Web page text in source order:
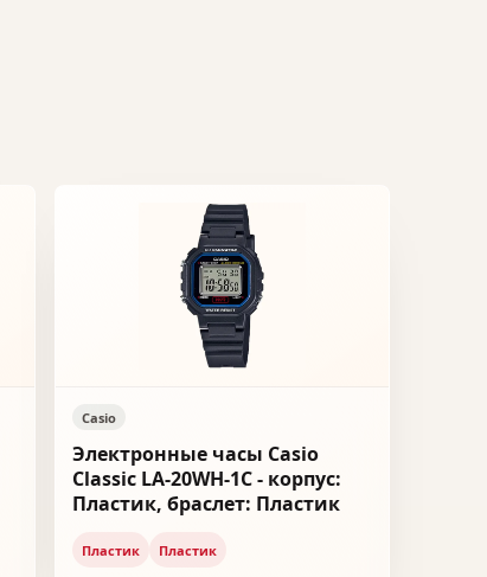
Casio
Электронные часы Casio
Classic LA-20WH-1C - корпус:
Пластик, браслет: Пластик
Пластик Пластик